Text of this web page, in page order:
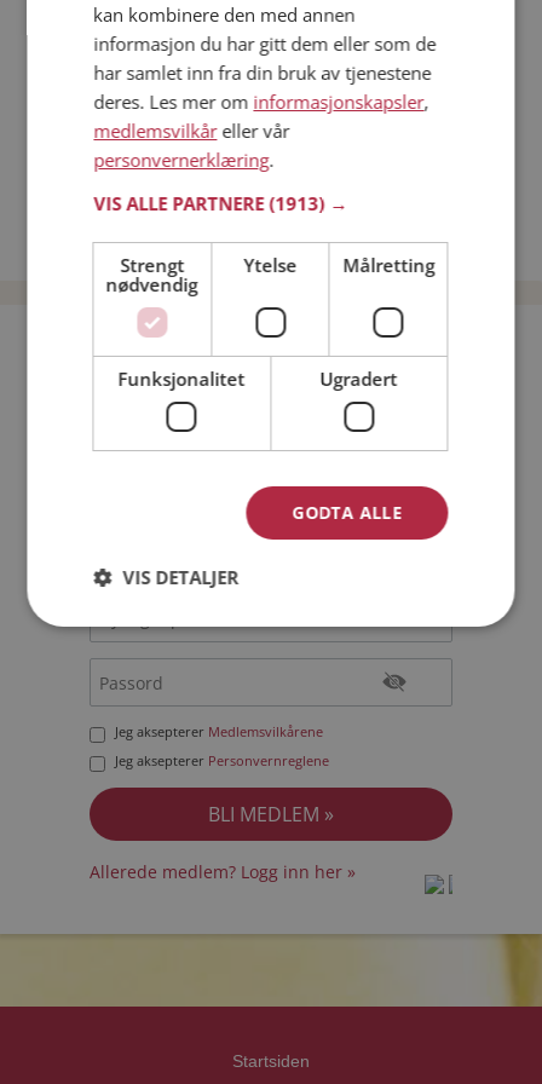
Dating på mobilen
Dating på Møteplassen
Nettdatingtips
Match Making på Møteplassen
Single synes
Date kvinner i Norge
Date menn i Norge
Bli medlem gratis!
Kvinne
Jeg aksepterer Medlemsvilkårene
Jeg aksepterer Personvernreglene
Allerede medlem? Logg inn her »
Startsiden
kan kombinere den med annen
informasjon du har gitt dem eller som de
har samlet inn fra din bruk av tjenestene
deres. Les mer om informasjonskapsler,
medlemsvilkåreller vår
personvernerklæring.
VIS ALLE PARTNERE(1913) →
Strengt
nødvendig
Ytelse Målretting
Funksjonalitet Ugradert
GODTA ALLE
VIS DETALJER